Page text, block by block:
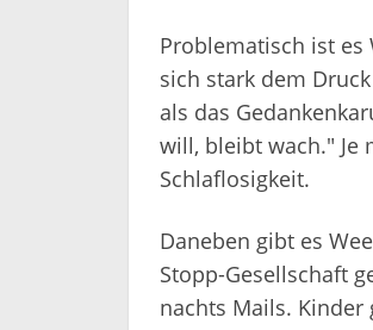
Problematisch ist es
sich stark dem
als das
will, bleibt wach." Je
Schlaflosigkeit.
Daneben gibt es
Stopp-Gesellschaft
nachts Mails.